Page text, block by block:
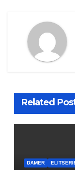
Related
DAMER